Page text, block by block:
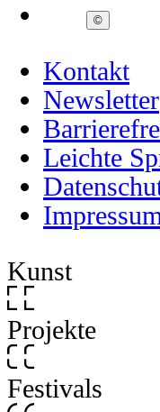
©
Kontakt
Newsletter
Leichte
Kunst
Projekte
Festivals